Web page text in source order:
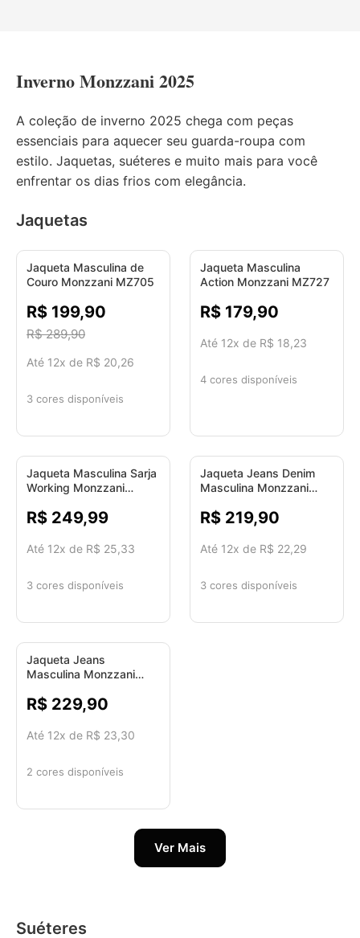
Inverno Monzzani 2025
A coleção de inverno 2025 chega com peças
essenciais para aquecer seu guarda-roupa com
estilo. Jaquetas, suéteres e muito mais para você
enfrentar os dias frios com elegância.
Jaquetas
-31%
Jaqueta Masculina de
Couro Monzzani MZ705
R$ 199,90
R$ 289,90
Até 12x de R$ 20,26
3 cores disponíveis
Jaqueta Masculina
Action Monzzani MZ727
R$ 179,90
Até 12x de R$ 18,23
4 cores disponíveis
Jaqueta Masculina Sarja
Working Monzzani
R$ 249,99
Até 12x de R$ 25,33
3 cores disponíveis
Jaqueta Jeans Denim
Masculina Monzzani
R$ 219,90
Até 12x de R$ 22,29
3 cores disponíveis
Jaqueta Jeans
Masculina Monzzani
R$ 229,90
Até 12x de R$ 23,30
2 cores disponíveis
Ver Mais
Suéteres